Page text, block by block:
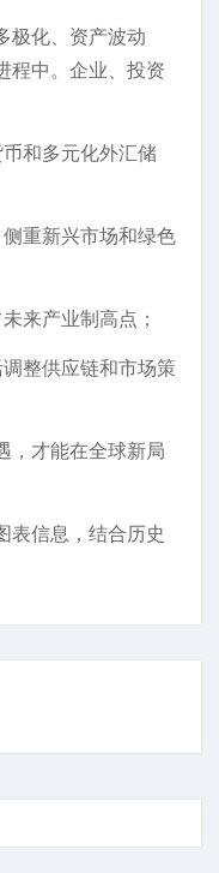
极化、资产波动
程中。企业、投资
和多元化外汇储
重新兴市场和绿色
来产业制高点；
整供应链和市场策
，才能在全球新局
表信息，结合历史